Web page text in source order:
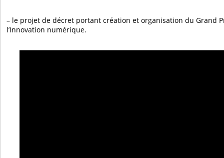
– le projet de décret portant création et organisation du Grand
l’Innovation numérique.